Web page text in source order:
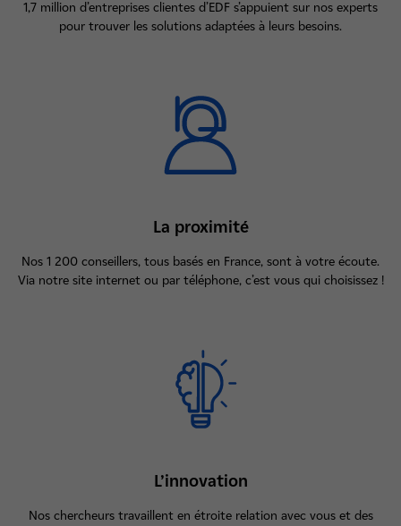
1,7 million d’entreprises clientes d’EDF s’appuient sur nos experts
pour trouver les solutions adaptées à leurs besoins.
La proximité
Nos 1 200 conseillers, tous basés en France, sont à votre écoute.
Via notre site internet ou par téléphone, c’est vous qui choisissez !
L’innovation
Nos chercheurs travaillent en étroite relation avec vous et des